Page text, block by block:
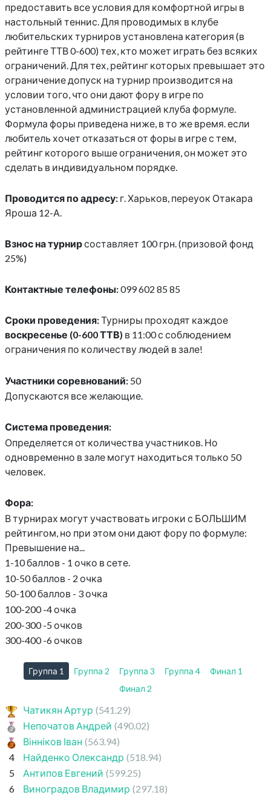
предоставить все условия для комфортной игры в
настольный теннис. Для проводимых в клубе
любительских турниров установлена категория (в
рейтинге ТТВ 0-600) тех, кто может играть без всяких
ограничений. Для тех, рейтинг которых превышает это
ограничение допуск на турнир производится на
условии того, что они дают фору в игре по
установленной администрацией клуба формуле.
Формула форы приведена ниже, в то же время. если
любитель хочет отказаться от форы в игре с тем,
рейтинг которого выше ограничения, он может это
сделать в индивидуальном порядке.
Проводится по адресу: г. Харьков, переуок Отакара
Яроша 12-А.
Взнос на турнирсоставляет 100 грн. (призовой фонд
25%)
Контактные телефоны:099 602 85 85
Сроки проведения:Турниры проходят каждое
воскресенье (0-600 ТТВ) в 11:00 с соблюдением
ограничения по количеству людей в зале!
Участники соревнований: 50
Допускаются все желающие.
Система проведения:
Определяется от количества участников. Но
одновременно в зале могут находиться только 50
человек.
Фора:
В турнирах могут участвовать игроки с БОЛЬШИМ
рейтингом, но при этом они дают фору по формуле:
Превышение на...
1-10 баллов - 1 очко в сете.
10-50 баллов - 2 очка
50-100 баллов - 3 очка
100-200 -4 очка
200-300 -5 очков
300-400 -6 очков
Группа 1 Группа 2 Группа 3 Группа 4
Финал 1
Финал 2
Чатикян Артур (541.29)
Непочатов Андрей (490.02)
Вінніков Іван (563.94)
4
Найденко Олександр (518.94)
5
Антипов Евгений (599.25)
6
Виноградов Владимир (297.18)